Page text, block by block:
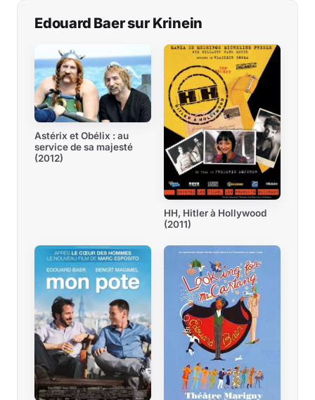
Edouard Baer sur Krinein
Astérix et Obélix : au
service de sa majesté
(2012)
HH, Hitler à Hollywood
(2011)